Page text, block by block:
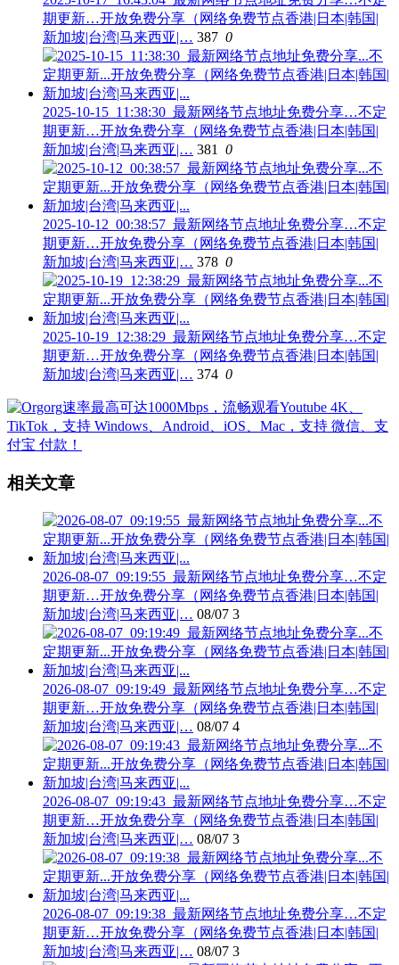
期更新…开放免费分享（网络免费节点香港|日本|韩国|
新加坡|台湾|马来西亚|… 387 0
2025-10-15_11:38:30_最新网络节点地址免费分享…不定
期更新…开放免费分享（网络免费节点香港|日本|韩国|
新加坡|台湾|马来西亚|… 381 0
2025-10-12_00:38:57_最新网络节点地址免费分享…不定
期更新…开放免费分享（网络免费节点香港|日本|韩国|
新加坡|台湾|马来西亚|… 378 0
2025-10-19_12:38:29_最新网络节点地址免费分享…不定
期更新…开放免费分享（网络免费节点香港|日本|韩国|
新加坡|台湾|马来西亚|… 374 0
相关文章
2026-08-07_09:19:55_最新网络节点地址免费分享…不定
期更新…开放免费分享（网络免费节点香港|日本|韩国|
新加坡|台湾|马来西亚|… 08/07 3
2026-08-07_09:19:49_最新网络节点地址免费分享…不定
期更新…开放免费分享（网络免费节点香港|日本|韩国|
新加坡|台湾|马来西亚|… 08/07 4
2026-08-07_09:19:43_最新网络节点地址免费分享…不定
期更新…开放免费分享（网络免费节点香港|日本|韩国|
新加坡|台湾|马来西亚|… 08/07 3
2026-08-07_09:19:38_最新网络节点地址免费分享…不定
期更新…开放免费分享（网络免费节点香港|日本|韩国|
新加坡|台湾|马来西亚|… 08/07 3